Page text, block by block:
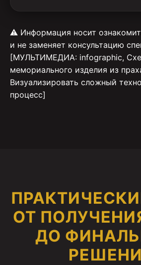
⚠️ Информация носит
и не заменяет консультацию
[МУЛЬТИМЕДИА: infographic,
мемориального изделия из
Визуализировать сложный
процесс]
ОТ
ДО